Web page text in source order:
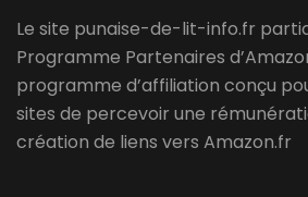
Le site punaise-de-lit-info.fr
Programme Partenaires
programme d’affiliation conçu
sites de percevoir une
création de liens vers Amazon.fr